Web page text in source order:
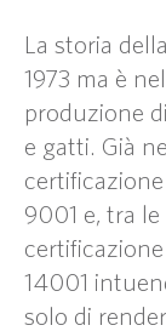
La storia
1973 ma è
produzione
e gatti. Già
9001 e, tra
14001
solo di